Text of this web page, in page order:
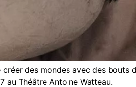
des mondes avec des bouts
au Théâtre Antoine Watteau.